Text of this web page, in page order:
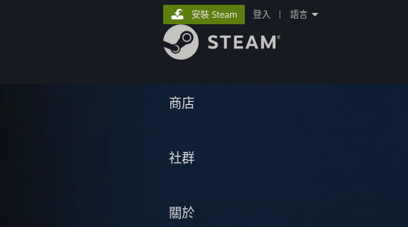
商店
社群
關於
安裝 Steam 登入 語言